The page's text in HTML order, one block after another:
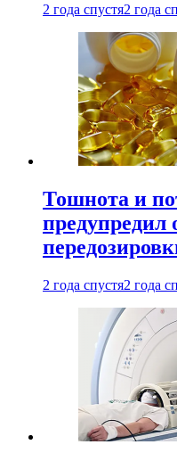
2 года спустя2 года
Тошнота и
предупредил
2 года спустя2 года